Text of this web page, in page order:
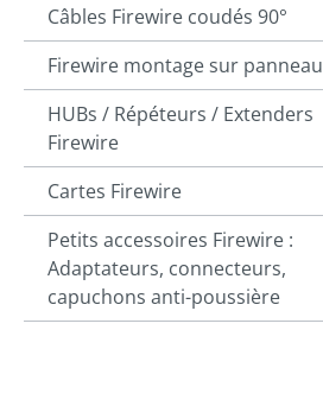
Câbles Firewire coudés 90°
Firewire montage sur panneau
HUBs / Répéteurs / Extenders
Firewire
Cartes Firewire
Petits accessoires Firewire :
Adaptateurs, connecteurs,
capuchons anti-poussière